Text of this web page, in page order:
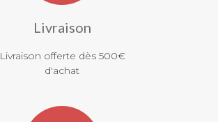
Livraison
Livraison offerte dès 500€
d'achat